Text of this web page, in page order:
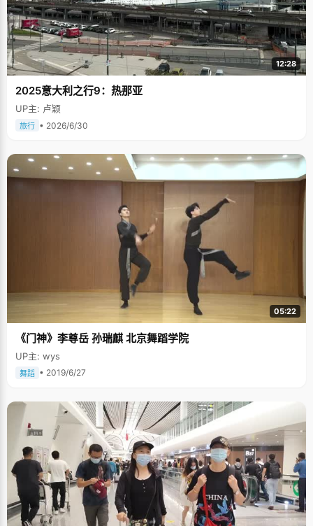
12:28
2025意大利之行9：热那亚
UP主: 卢颖
旅行 • 2026/6/30
05:22
《门神》李尊岳 孙瑞麒 北京舞蹈学院
UP主: wys
舞蹈 • 2019/6/27